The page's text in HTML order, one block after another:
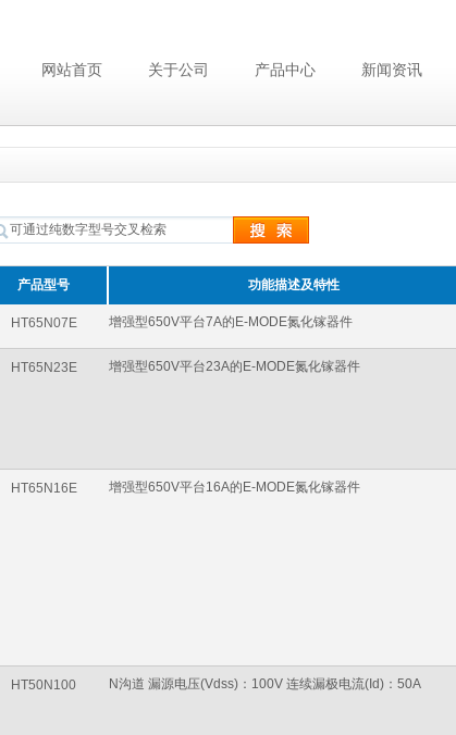
网站首页 关于公司 产品中心 新闻资讯
产品型号 功能描述及特性
HT65N07E 增强型650V平台7A的E-MODE氮化镓器件
HT65N23E 增强型650V平台23A的E-MODE氮化镓器件
HT65N16E 增强型650V平台16A的E-MODE氮化镓器件
HT50N100 N沟道 漏源电压(Vdss)：100V 连续漏极电流(Id)：50A